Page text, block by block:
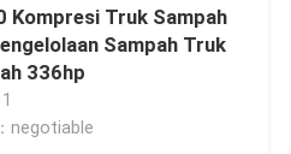
Kompresi Truk Sampah
Sampah Truk
336hp
negotiable